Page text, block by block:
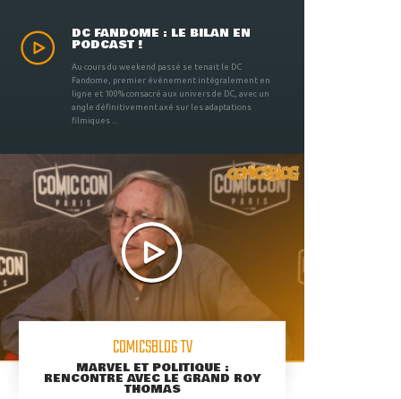
DC FANDOME : LE BILAN EN
PODCAST !
Au cours du weekend passé se tenait le DC
Fandome, premier évènement intégralement en
ligne et 100% consacré aux univers de DC, avec un
angle définitivement axé sur les adaptations
filmiques ...
COMICSBLOG TV
MARVEL ET POLITIQUE :
RENCONTRE AVEC LE GRAND ROY
THOMAS